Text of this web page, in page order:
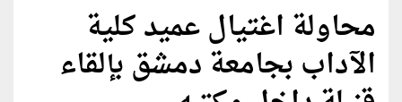
محاولة اغتيال عميد كلية
الآداب بجامعة دمشق بإلقاء